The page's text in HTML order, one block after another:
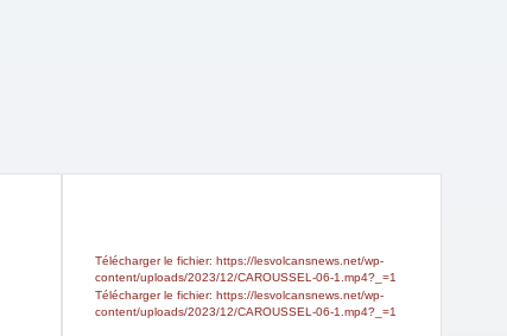
Télécharger le fichier: https://lesvolcansnews.net/wp-
content/uploads/2023/12/CAROUSSEL-06-1.mp4?_=1
Télécharger le fichier: https://lesvolcansnews.net/wp-
content/uploads/2023/12/CAROUSSEL-06-1.mp4?_=1